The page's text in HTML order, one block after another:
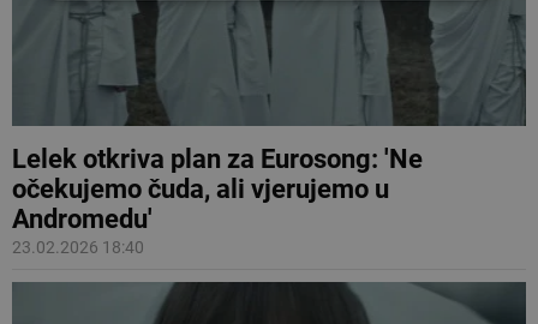
Lelek otkriva plan za Eurosong: 'Ne
očekujemo čuda, ali vjerujemo u
Andromedu'
23.02.2026 18:40